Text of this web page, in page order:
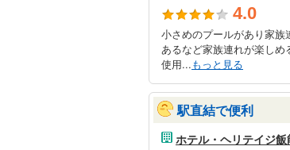
4.0
小さめのプールがあり家
あるなど家族連れが楽し
使用...もっと見る
駅直結で便利
ホテル・ヘリテイジ飯